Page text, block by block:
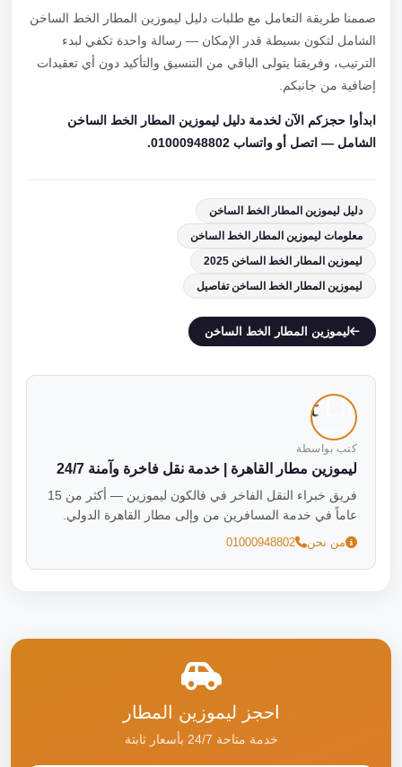
صممنا طريقة التعامل مع طلبات دليل ليموزين المطار الخط الساخن
الشامل لتكون بسيطة قدر الإمكان — رسالة واحدة تكفي لبدء
الترتيب، وفريقنا يتولى الباقي من التنسيق والتأكيد دون أي تعقيدات
إضافية من جانبكم.
ابدأوا حجزكم الآن لخدمة دليل ليموزين المطار الخط الساخن
الشامل — اتصل أو واتساب 01000948802.
دليل ليموزين المطار الخط الساخن
معلومات ليموزين المطار الخط الساخن
ليموزين المطار الخط الساخن 2025
ليموزين المطار الخط الساخن تفاصيل
ليموزين المطار الخط الساخن
كتب بواسطة
ليموزين مطار القاهرة | خدمة نقل فاخرة وآمنة 24/7
فريق خبراء النقل الفاخر في فالكون ليموزين — أكثر من 15
عاماً في خدمة المسافرين من وإلى مطار القاهرة الدولي.
من نحن 01000948802
احجز ليموزين المطار
خدمة متاحة 24/7 بأسعار ثابتة